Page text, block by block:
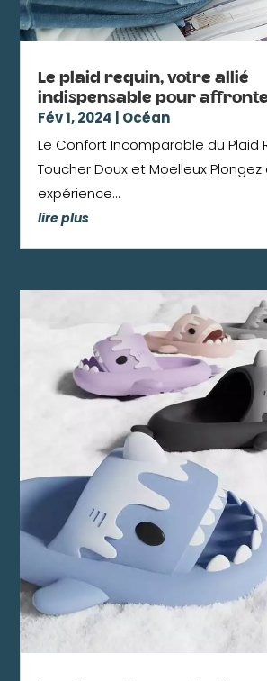
Le plaid requin, votre allié
indispensable pour
Fév 1, 2024 | Océan
Le Confort Incomparable du Plaid
Toucher Doux et Moelleux
expérience...
lire plus